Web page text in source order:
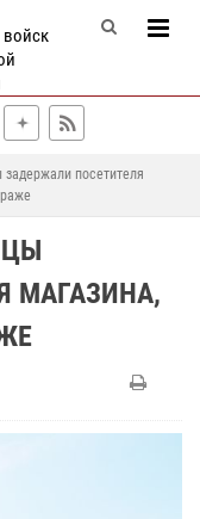
посетителя
МАГАЗИНА,